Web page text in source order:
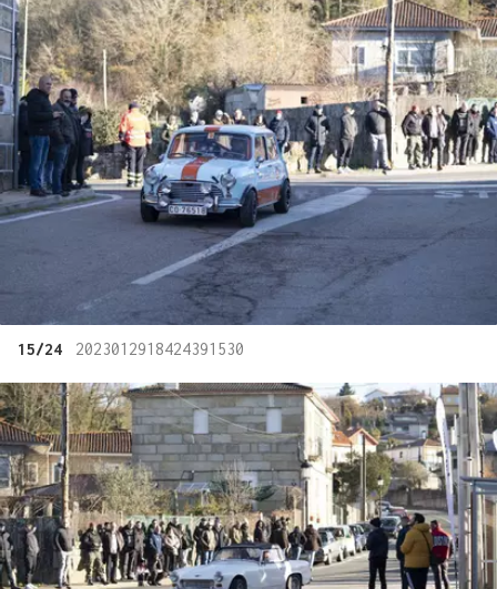
15/24 2023012918424391530